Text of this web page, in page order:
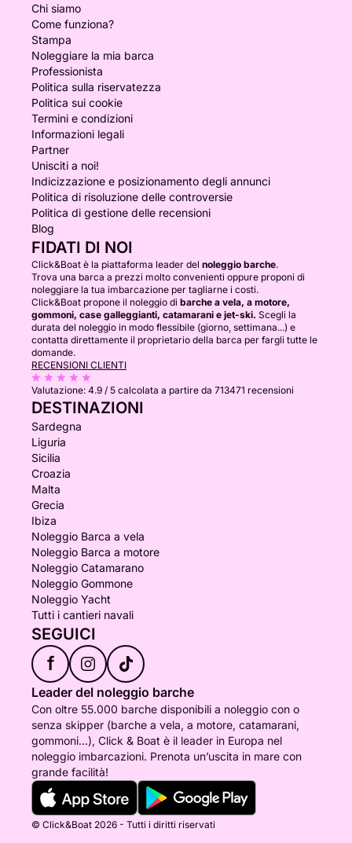
Chi siamo
Come funziona?
Stampa
Noleggiare la mia barca
Professionista
Politica sulla riservatezza
Politica sui cookie
Termini e condizioni
Informazioni legali
Partner
Unisciti a noi!
Indicizzazione e posizionamento degli annunci
Politica di risoluzione delle controversie
Politica di gestione delle recensioni
Blog
FIDATI DI NOI
Click&Boat è la piattaforma leader del noleggio barche.
Trova una barca a prezzi molto convenienti oppure proponi di
noleggiare la tua imbarcazione per tagliarne i costi.
Click&Boat propone il noleggio di barche a vela, a motore,
gommoni, case galleggianti, catamarani e jet-ski. Scegli la
durata del noleggio in modo flessibile (giorno, settimana...) e
contatta direttamente il proprietario della barca per fargli tutte le
domande.
RECENSIONI CLIENTI
Valutazione: 4.9 / 5 calcolata a partire da 713471 recensioni
DESTINAZIONI
Sardegna
Liguria
Sicilia
Croazia
Malta
Grecia
Ibiza
Noleggio Barca a vela
Noleggio Barca a motore
Noleggio Catamarano
Noleggio Gommone
Noleggio Yacht
Tutti i cantieri navali
SEGUICI
f
Leader del noleggio barche
Con oltre 55.000 barche disponibili a noleggio con o
senza skipper (barche a vela, a motore, catamarani,
gommoni...), Click & Boat è il leader in Europa nel
noleggio imbarcazioni. Prenota un’uscita in mare con
grande facilità!
© Click&Boat 2026 - Tutti i diritti riservati